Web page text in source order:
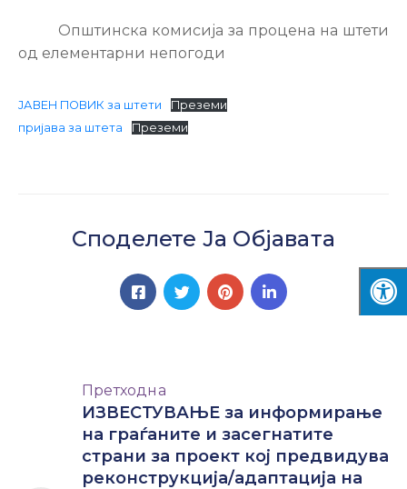
Општинска комисија за процена на штети
од елементарни непогоди
ЈАВЕН ПОВИК за штети
Преземи
пријава за штета
Преземи
Споделете Ја Објавата
Претходна
ИЗВЕСТУВАЊЕ за информирање
на граѓаните и засегнатите
страни за проект кој предвидува
реконструкција/адаптација на